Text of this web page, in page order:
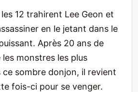
les 12 trahirent Lee Geon et
en le jetant dans le
Après 20 ans de
monstres les plus
ce sombre donjon, il revient
fois-ci pour se venger.